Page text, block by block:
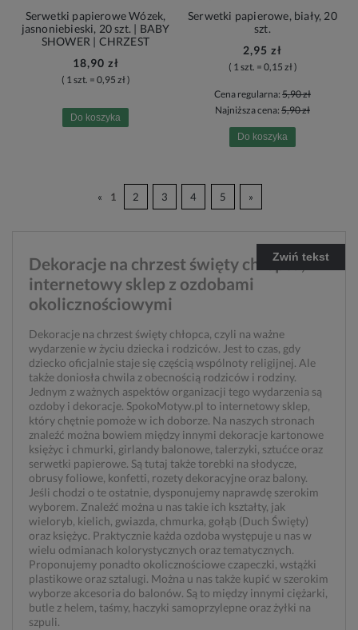
Serwetki papierowe Wózek,
jasnoniebieski, 20 szt. | BABY
SHOWER | CHRZEST
18,90 zł
( 1 szt. = 0,95 zł )
Do koszyka
Serwetki papierowe, biały, 20
szt.
2,95 zł
( 1 szt. = 0,15 zł )
Cena regularna: 5,90 zł
Najniższa cena: 5,90 zł
Do koszyka
« 1 2 3 4 5 »
Zwiń tekst
Dekoracje na chrzest święty chłopca,
internetowy sklep z ozdobami
okolicznościowymi
Dekoracje na chrzest święty chłopca, czyli na ważne
wydarzenie w życiu dziecka i rodziców. Jest to czas, gdy
dziecko oficjalnie staje się częścią wspólnoty religijnej. Ale
także doniosła chwila z obecnością rodziców i rodziny.
Jednym z ważnych aspektów organizacji tego wydarzenia są
ozdoby i dekoracje. SpokoMotyw.pl to internetowy sklep,
który chętnie pomoże w ich doborze. Na naszych stronach
znaleźć można bowiem między innymi dekoracje kartonowe
księżyc i chmurki, girlandy balonowe, talerzyki, sztućce oraz
serwetki papierowe. Są tutaj także torebki na słodycze,
obrusy foliowe, konfetti, rozety dekoracyjne oraz balony.
Jeśli chodzi o te ostatnie, dysponujemy naprawdę szerokim
wyborem. Znaleźć można u nas takie ich kształty, jak
wieloryb, kielich, gwiazda, chmurka, gołąb (Duch Święty)
oraz księżyc. Praktycznie każda ozdoba występuje u nas w
wielu odmianach kolorystycznych oraz tematycznych.
Proponujemy ponadto okolicznościowe czapeczki, wstążki
plastikowe oraz sztalugi. Można u nas także kupić w szerokim
wyborze akcesoria do balonów. Są to między innymi ciężarki,
butle z helem, taśmy, haczyki samoprzylepne oraz żyłki na
szpuli.